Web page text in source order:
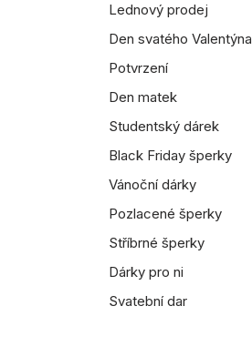
Lednový prodej
Den svatého Valentýna
Potvrzení
Den matek
Studentský dárek
Black Friday šperky
Vánoční dárky
Pozlacené šperky
Stříbrné šperky
Dárky pro ni
Svatební dar